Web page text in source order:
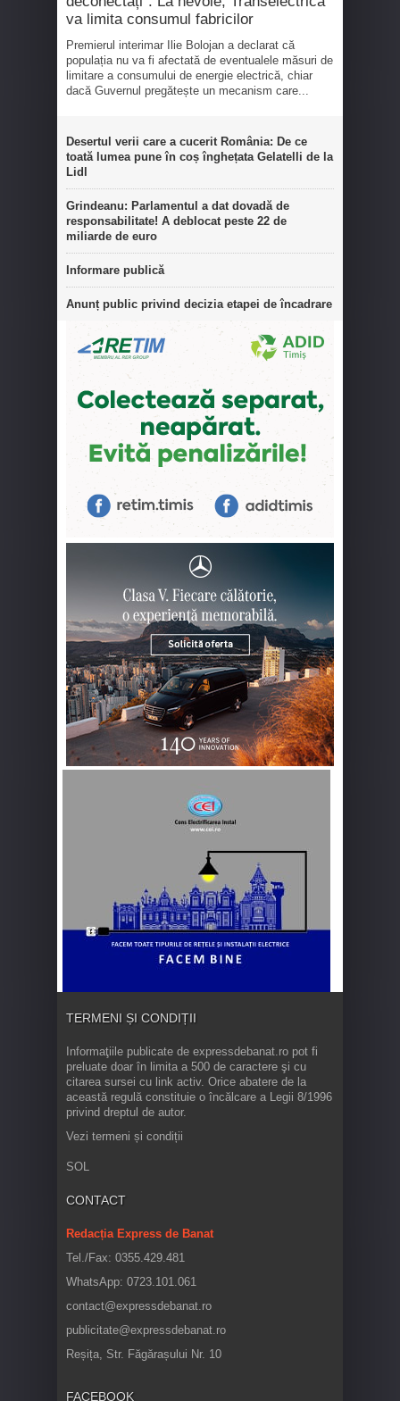
va limita consumul fabricilor
Premierul interimar Ilie Bolojan a declarat că
populația nu va fi afectată de eventualele măsuri de
limitare a consumului de energie electrică, chiar
dacă Guvernul pregătește un mecanism care...
Desertul verii care a cucerit România: De ce
toată lumea pune în coș înghețata Gelatelli de la
Lidl
Grindeanu: Parlamentul a dat dovadă de
responsabilitate! A deblocat peste 22 de
miliarde de euro
Informare publică
Anunț public privind decizia etapei de încadrare
TERMENI ȘI CONDIȚII
Informaţiile publicate de expressdebanat.ro pot fi
preluate doar în limita a 500 de caractere şi cu
citarea sursei cu link activ. Orice abatere de la
această regulă constituie o încălcare a Legii 8/1996
privind dreptul de autor.
Vezi termeni și condiții
SOL
CONTACT
Redacția Express de Banat
Tel./Fax: 0355.429.481
WhatsApp: 0723.101.061
contact@expressdebanat.ro
publicitate@expressdebanat.ro
Reșița, Str. Făgărașului Nr. 10
FACEBOOK